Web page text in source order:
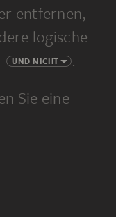
entfernen,
logische
UND NICHT
.
Sie eine